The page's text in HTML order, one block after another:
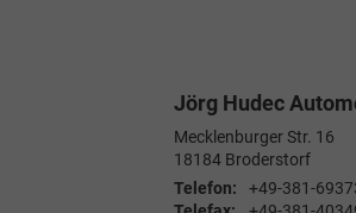
Jörg Hudec
Mecklenburger Str. 16
18184 Broderstorf
Telefon:
+49-381-